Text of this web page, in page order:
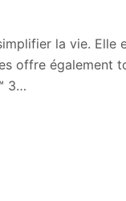
la vie. Elle
offre également
3…